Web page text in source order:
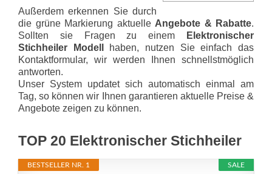
Außerdem erkennen Sie durch
die grüne Markierung aktuelle Angebote & Rabatte.
Sollten sie Fragen zu einem
Elektronischer
Stichheiler Modell
haben, nutzen Sie einfach das
Kontaktformular, wir werden Ihnen schnellstmöglich
antworten.
Unser System updatet sich automatisch einmal am
Tag, so können wir Ihnen garantieren aktuelle Preise &
Angebote zeigen zu können.
TOP 20 Elektronischer Stichheiler
SALE
BESTSELLER NR. 1